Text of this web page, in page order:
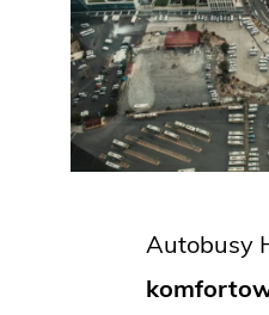
Autobusy